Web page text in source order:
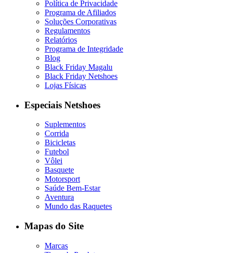
Política de Privacidade
Programa de Afiliados
Soluções Corporativas
Regulamentos
Relatórios
Programa de Integridade
Blog
Black Friday Magalu
Black Friday Netshoes
Lojas Físicas
Especiais Netshoes
Suplementos
Corrida
Bicicletas
Futebol
Vôlei
Basquete
Motorsport
Saúde Bem-Estar
Aventura
Mundo das Raquetes
Mapas do Site
Marcas